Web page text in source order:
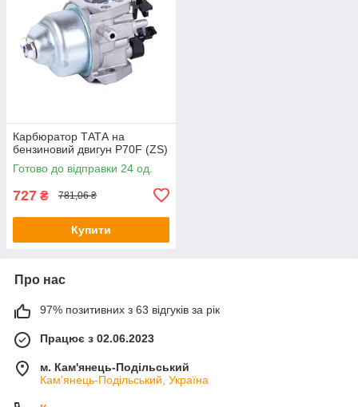
Карбюратор ТАТА на
бензиновий двигун P70F (ZS)
Готово до відправки 24 од.
727 ₴ 781,06 ₴
Купити
Про нас
97% позитивних з 63 відгуків за рік
Працює з 02.06.2023
м. Кам'янець-Подільський
Кам'янець-Подільський, Україна